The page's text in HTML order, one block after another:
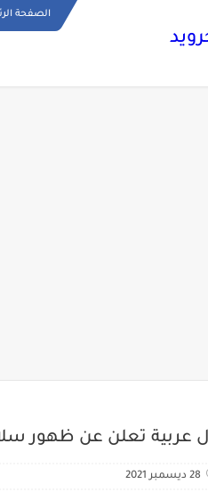
الصفحة
عربية تعلن عن ظهور
28 ديسمبر 2021